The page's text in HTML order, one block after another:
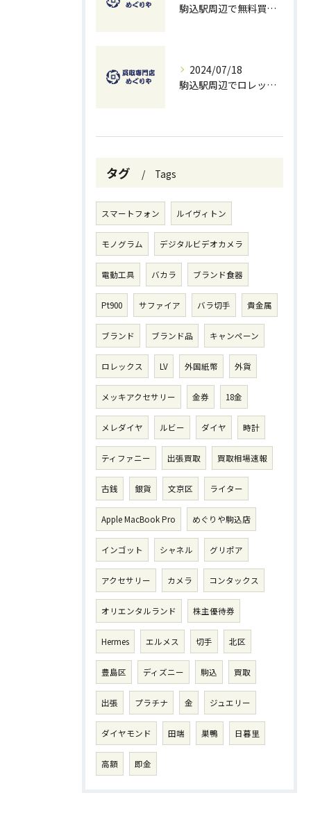
駒込駅周辺で無料買取を試すチャンス！ベストな方法とコツ
2024/07/18
駒込駅周辺でロレックスを高価買取する方法と無料査定のコツ
タグ Tags
スマートフォン ルイヴィトン
モノグラム デジタルビデオカメラ
電動工具 バカラ ブランド食器
Pt900 サファイア バラ切手 貴金属
ブランド ブランド品 キャンペーン
ロレックス LV 外国紙幣 外貨
メッキアクセサリー 金券 18金
メレダイヤ ルビー ダイヤ 時計
ティファニー 出張買取 買取相場速報
古銭 銀貨 文京区 ライター
Apple MacBook Pro めぐりや駒込店
インゴット シャネル グリポア
アクセサリー カメラ コンタックス
オリエンタルランド 株主優待券
Hermes エルメス 切手 北区
豊島区 ディズニー 駒込 買取
出張 プラチナ 金 ジュエリー
ダイヤモンド 田端 巣鴨 日暮里
高額 即金